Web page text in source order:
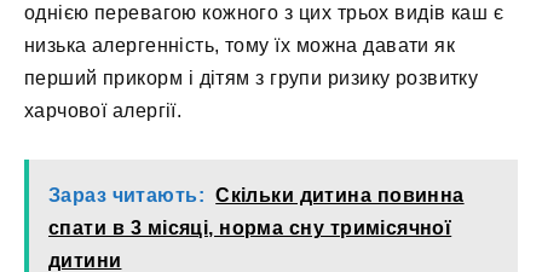
однією перевагою кожного з цих трьох видів каш є
низька алергенність, тому їх можна давати як
перший прикорм і дітям з групи ризику розвитку
харчової алергії.
Зараз читають: Скільки дитина повинна
спати в 3 місяці, норма сну тримісячної
дитини